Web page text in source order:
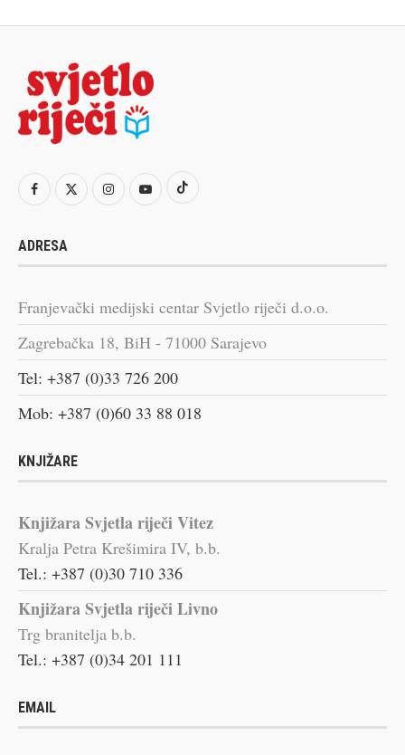
ADRESA
Franjevački medijski centar Svjetlo riječi d.o.o.
Zagrebačka 18, BiH - 71000 Sarajevo
Tel: +387 (0)33 726 200
Mob: +387 (0)60 33 88 018
KNJIŽARE
Knjižara Svjetla riječi Vitez
Kralja Petra Krešimira IV, b.b.
Tel.: +387 (0)30 710 336
Knjižara Svjetla riječi Livno
Trg branitelja b.b.
Tel.: +387 (0)34 201 111
EMAIL